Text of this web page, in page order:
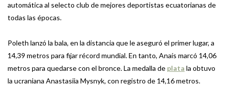
automática al selecto club de mejores deportistas ecuatorianas de
todas las épocas.
Poleth lanzó la bala, en la distancia que le aseguró el primer lugar, a
14,39 metros para fijar récord mundial. En tanto, Anaís marcó 14,06
metros para quedarse con el bronce. La medalla de plata la obtuvo
la ucraniana Anastasiia Mysnyk, con registro de 14,16 metros.